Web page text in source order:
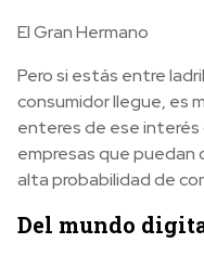
El Gran Hermano
Pero si estás entre
consumidor llegue, es
enteres de ese
empresas que
alta probabilidad de
Del mundo